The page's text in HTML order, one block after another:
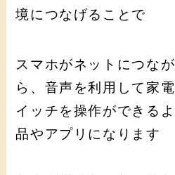
境につなげることで
スマホがネットにつな
ら、音声を利用して家
イッチを操作ができる
品やアプリになります